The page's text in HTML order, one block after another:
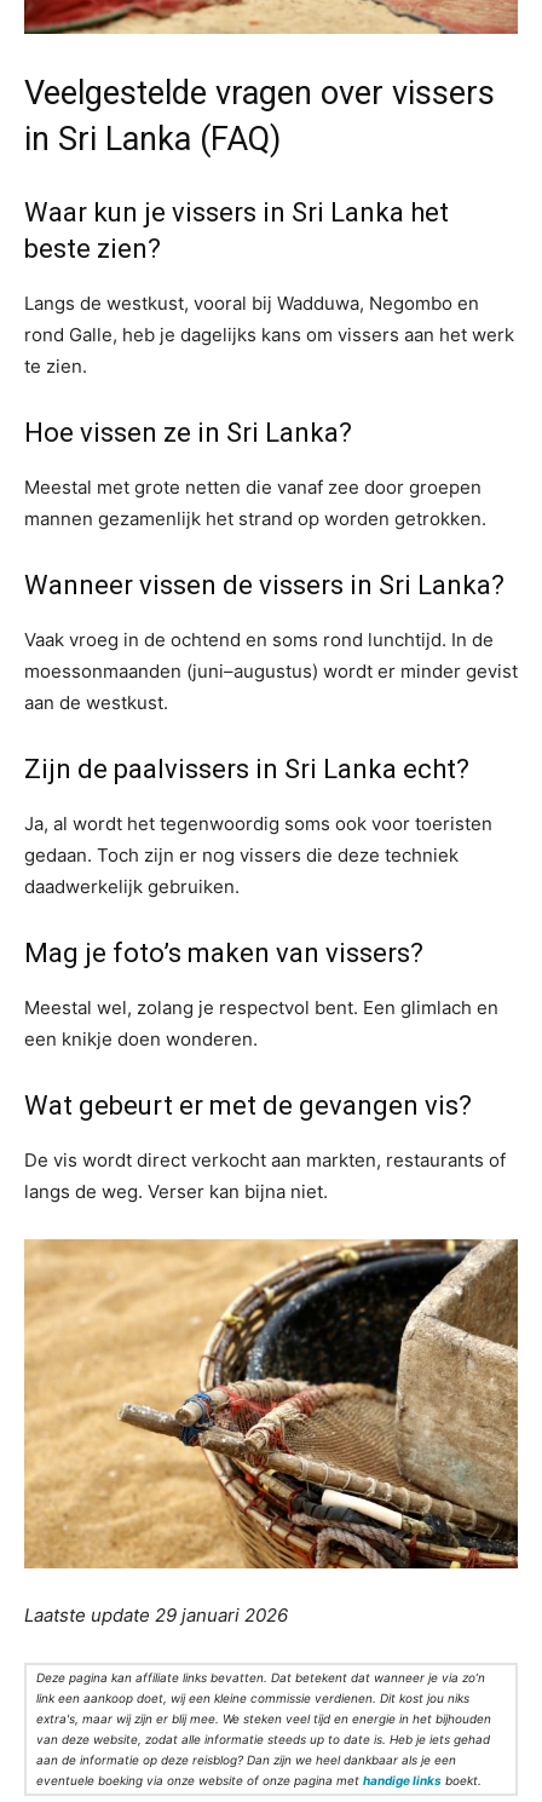
Veelgestelde vragen over vissers
in Sri Lanka (FAQ)
Waar kun je vissers in Sri Lanka het
beste zien?
Langs de westkust, vooral bij Wadduwa, Negombo en
rond Galle, heb je dagelijks kans om vissers aan het werk
te zien.
Hoe vissen ze in Sri Lanka?
Meestal met grote netten die vanaf zee door groepen
mannen gezamenlijk het strand op worden getrokken.
Wanneer vissen de vissers in Sri Lanka?
Vaak vroeg in de ochtend en soms rond lunchtijd. In de
moessonmaanden (juni–augustus) wordt er minder gevist
aan de westkust.
Zijn de paalvissers in Sri Lanka echt?
Ja, al wordt het tegenwoordig soms ook voor toeristen
gedaan. Toch zijn er nog vissers die deze techniek
daadwerkelijk gebruiken.
Mag je foto’s maken van vissers?
Meestal wel, zolang je respectvol bent. Een glimlach en
een knikje doen wonderen.
Wat gebeurt er met de gevangen vis?
De vis wordt direct verkocht aan markten, restaurants of
langs de weg. Verser kan bijna niet.
Laatste update 29 januari 2026
Deze pagina kan affiliate links bevatten. Dat betekent dat wanneer je via zo’n
link een aankoop doet, wij een kleine commissie verdienen. Dit kost jou niks
extra's, maar wij zijn er blij mee. We steken veel tijd en energie in het bijhouden
van deze website, zodat alle informatie steeds up to date is. Heb je iets gehad
aan de informatie op deze reisblog? Dan zijn we heel dankbaar als je een
eventuele boeking via onze website of onze pagina met handige links boekt.